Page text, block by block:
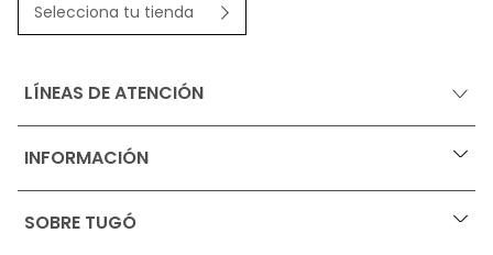
Selecciona tu tienda
LÍNEAS DE ATENCIÓN
INFORMACIÓN +
Ofertas vigentes
SOBRE TUGÓ +